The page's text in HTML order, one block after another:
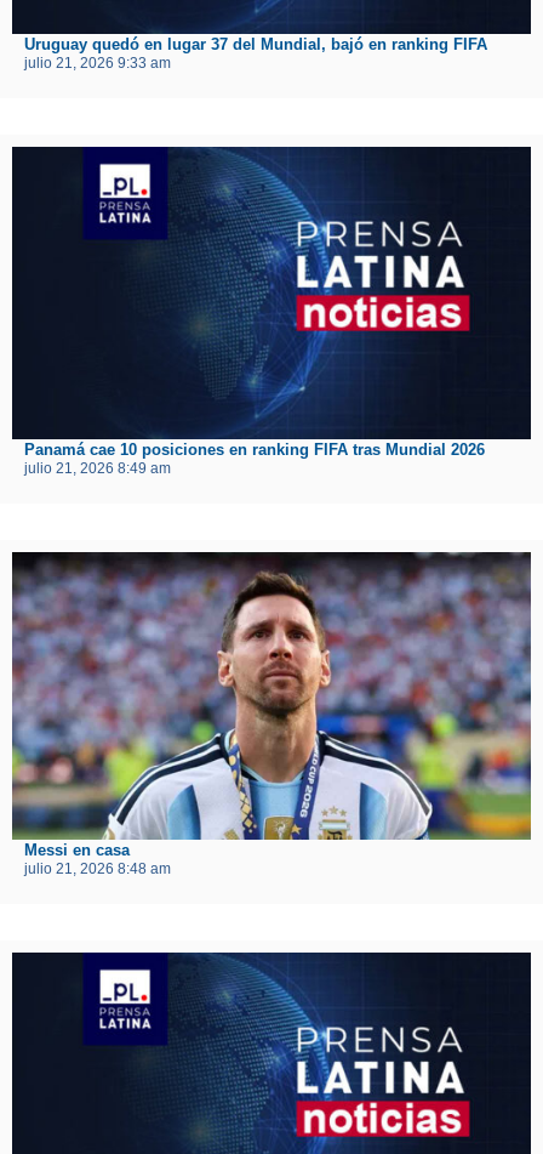
Uruguay quedó en lugar 37 del Mundial, bajó en ranking FIFA
julio 21, 2026 9:33 am
Panamá cae 10 posiciones en ranking FIFA tras Mundial 2026
julio 21, 2026 8:49 am
Messi en casa
julio 21, 2026 8:48 am